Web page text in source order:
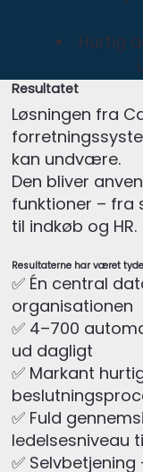
Hurtig
Resultatet
Løsningen fra
kan undvære.
Den bliver
funktioner – fra
til indkøb og HR.
Resultaterne har været
✅ Én central
organisationen
✅ 4–700
ud dagligt
✅ Markant
✅ Fuld
ledelsesniveau
✅